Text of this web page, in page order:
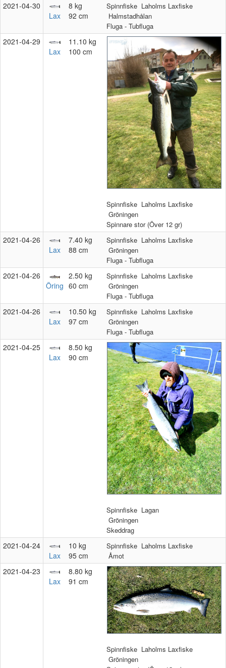
2021‑04‑30
Lax
8 kg
92 cm
Spinnfiske Laholms Laxfiske
Halmstadhålan
Fluga - Tubfluga
2021‑04‑29
Lax
11.10 kg
100 cm
Spinnfiske Laholms Laxfiske
Gröningen
Spinnare stor (Över 12 gr)
2021‑04‑26
Lax
7.40 kg
88 cm
Spinnfiske Laholms Laxfiske
Gröningen
Fluga - Tubfluga
2021‑04‑26
Öring
2.50 kg
60 cm
Spinnfiske Laholms Laxfiske
Gröningen
Fluga - Tubfluga
2021‑04‑26
Lax
10.50 kg
97 cm
Spinnfiske Laholms Laxfiske
Gröningen
Fluga - Tubfluga
2021‑04‑25
Lax
8.50 kg
90 cm
Spinnfiske Lagan
Gröningen
Skeddrag
2021‑04‑24
Lax
10 kg
95 cm
Spinnfiske Laholms Laxfiske
Åmot
2021‑04‑23
Lax
8.80 kg
91 cm
Spinnfiske Laholms Laxfiske
Gröningen